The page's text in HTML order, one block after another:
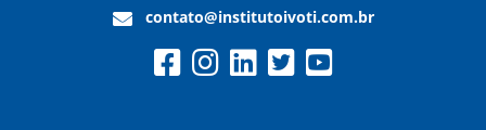
contato@institutoivoti.com.br